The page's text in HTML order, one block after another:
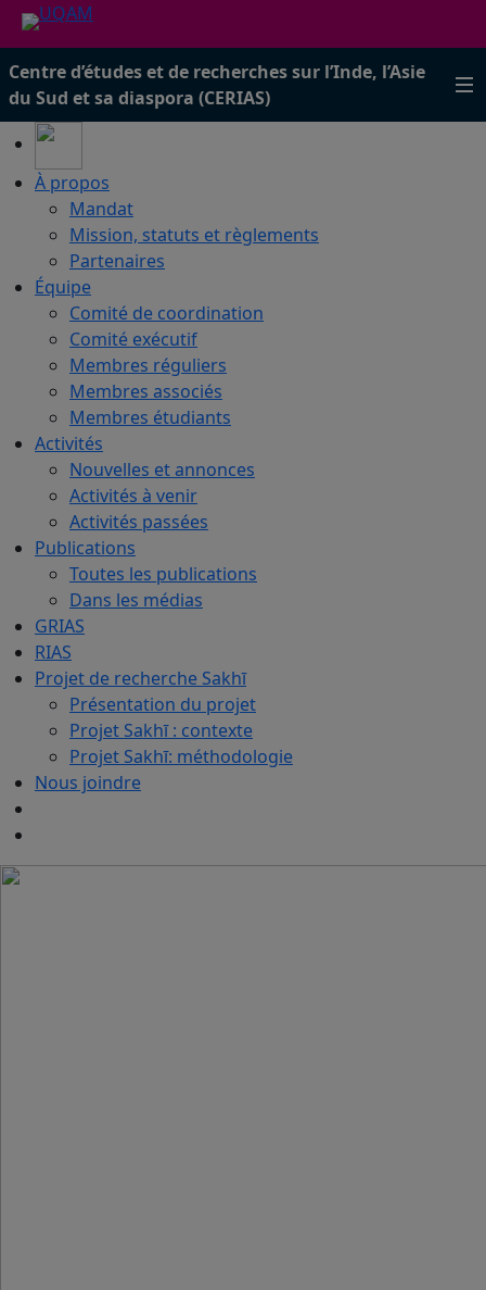
Centre d’études et de recherches sur l’Inde, l’Asie
du Sud et sa diaspora (CERIAS)
À propos
Mandat
Mission, statuts et règlements
Partenaires
Équipe
Comité de coordination
Comité exécutif
Membres réguliers
Membres associés
Membres étudiants
Activités
Nouvelles et annonces
Activités à venir
Activités passées
Publications
Toutes les publications
Dans les médias
GRIAS
RIAS
Projet de recherche Sakhī
Présentation du projet
Projet Sakhī : contexte
Projet Sakhī: méthodologie
Nous joindre